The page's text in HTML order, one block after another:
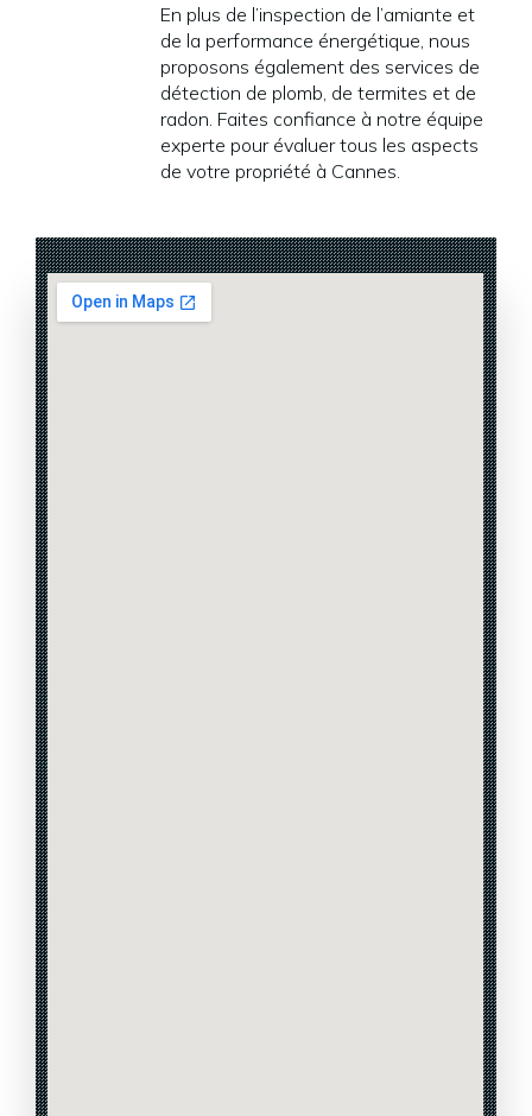
En plus de l’inspection de l’amiante et
de la performance énergétique, nous
proposons également des services de
détection de plomb, de termites et de
radon. Faites confiance à notre équipe
experte pour évaluer tous les aspects
de votre propriété à Cannes.